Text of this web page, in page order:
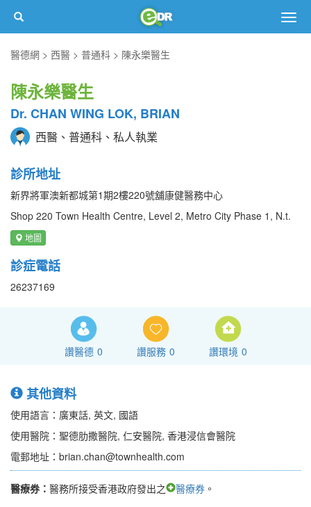
醫德網
西醫 普通科 陳永樂醫生
陳永樂醫生
Dr. CHAN WING LOK, BRIAN
西醫、普通科、私人執業
診所地址
新界將軍澳新都城第1期2樓220號舖康健醫務中心
Shop 220 Town Health Centre, Level 2, Metro City Phase 1, N.t.
地圖
診症電話
26237169
讚醫德 0 讚服務 0 讚環境 0
其他資料
使用語言：廣東話, 英文, 國語
使用醫院：聖德肋撒醫院, 仁安醫院, 香港浸信會醫院
電郵地址：brian.chan@townhealth.com
醫療券： 醫務所接受香港政府發出之 醫療券 。